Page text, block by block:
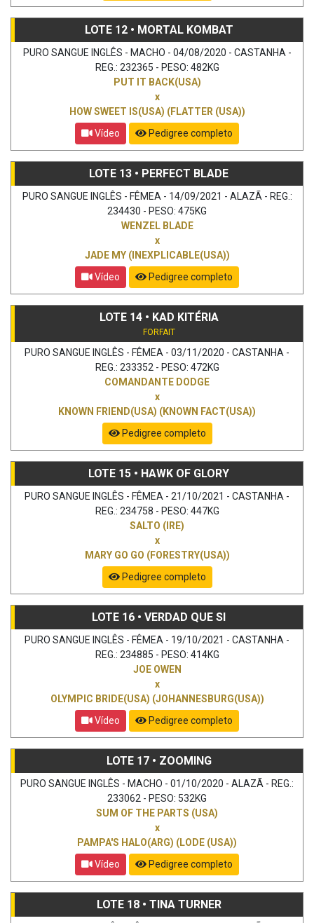
LOTE 12 • MORTAL KOMBAT
PURO SANGUE INGLÊS - MACHO - 04/08/2020 - CASTANHA -
REG.: 232365 - PESO: 482KG
PUT IT BACK(USA)
x
HOW SWEET IS(USA) (FLATTER (USA))
Vídeo
Pedigree completo
LOTE 13 • PERFECT BLADE
PURO SANGUE INGLÊS - FÊMEA - 14/09/2021 - ALAZÃ - REG.:
234430 - PESO: 475KG
WENZEL BLADE
x
JADE MY (INEXPLICABLE(USA))
Vídeo
Pedigree completo
LOTE 14 • KAD KITÉRIA
FORFAIT
PURO SANGUE INGLÊS - FÊMEA - 03/11/2020 - CASTANHA -
REG.: 233352 - PESO: 472KG
COMANDANTE DODGE
x
KNOWN FRIEND(USA) (KNOWN FACT(USA))
Pedigree completo
LOTE 15 • HAWK OF GLORY
PURO SANGUE INGLÊS - FÊMEA - 21/10/2021 - CASTANHA -
REG.: 234758 - PESO: 447KG
SALTO (IRE)
x
MARY GO GO (FORESTRY(USA))
Pedigree completo
LOTE 16 • VERDAD QUE SI
PURO SANGUE INGLÊS - FÊMEA - 19/10/2021 - CASTANHA -
REG.: 234885 - PESO: 414KG
JOE OWEN
x
OLYMPIC BRIDE(USA) (JOHANNESBURG(USA))
Vídeo
Pedigree completo
LOTE 17 • ZOOMING
PURO SANGUE INGLÊS - MACHO - 01/10/2020 - ALAZÃ - REG.:
233062 - PESO: 532KG
SUM OF THE PARTS (USA)
x
PAMPA'S HALO(ARG) (LODE (USA))
Vídeo
Pedigree completo
LOTE 18 • TINA TURNER